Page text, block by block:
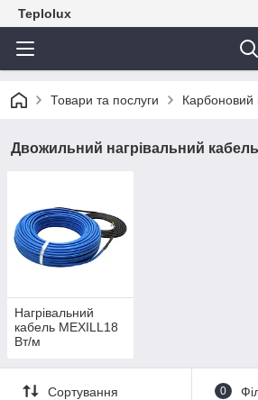
Teplolux
Товари та послуги Карбоновий
Двожильний нагрівальний
Нагрівальний
кабель MEXILL18
Вт/м
Сортування 0